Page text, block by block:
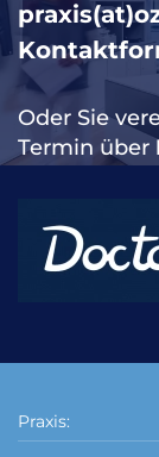
Oder Sie
Termin über
Praxis: